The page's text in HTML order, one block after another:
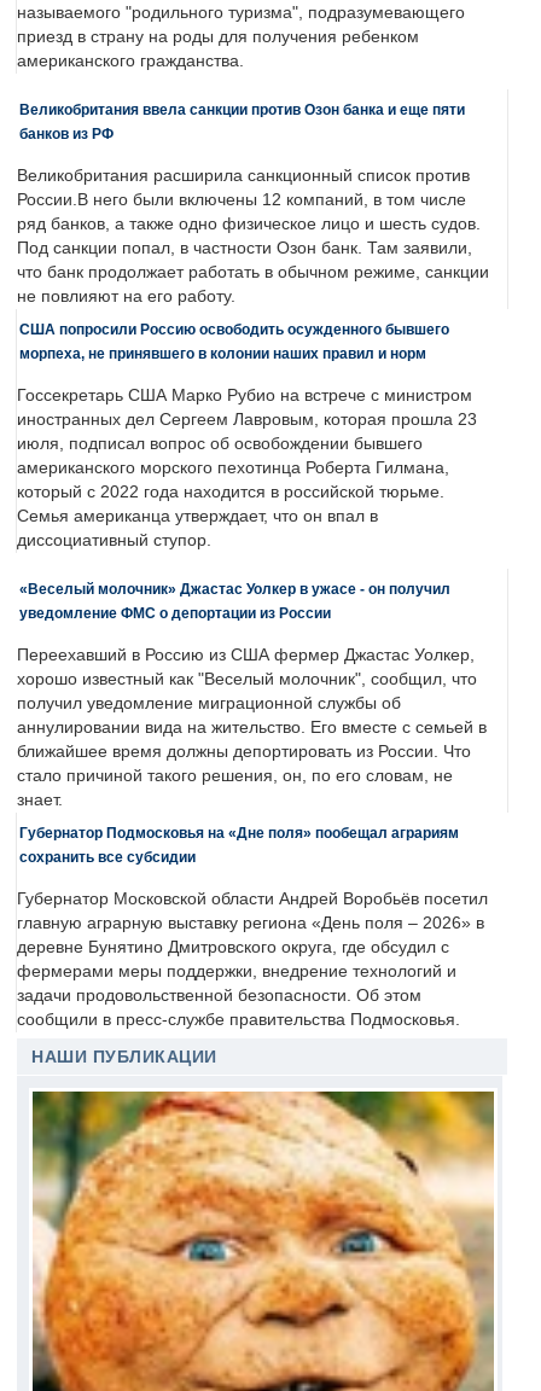
называемого "родильного туризма", подразумевающего
приезд в страну на роды для получения ребенком
американского гражданства.
Великобритания ввела санкции против Озон банка и еще пяти
банков из РФ
Великобритания расширила санкционный список против
России.В него были включены 12 компаний, в том числе
ряд банков, а также одно физическое лицо и шесть судов.
Под санкции попал, в частности Озон банк. Там заявили,
что банк продолжает работать в обычном режиме, санкции
не повлияют на его работу.
США попросили Россию освободить осужденного бывшего
морпеха, не принявшего в колонии наших правил и норм
Госсекретарь США Марко Рубио на встрече с министром
иностранных дел Сергеем Лавровым, которая прошла 23
июля, подписал вопрос об освобождении бывшего
американского морского пехотинца Роберта Гилмана,
который с 2022 года находится в российской тюрьме.
Семья американца утверждает, что он впал в
диссоциативный ступор.
«Веселый молочник» Джастас Уолкер в ужасе - он получил
уведомление ФМС о депортации из России
Переехавший в Россию из США фермер Джастас Уолкер,
хорошо известный как "Веселый молочник", сообщил, что
получил уведомление миграционной службы об
аннулировании вида на жительство. Его вместе с семьей в
ближайшее время должны депортировать из России. Что
стало причиной такого решения, он, по его словам, не
знает.
Губернатор Подмосковья на «Дне поля» пообещал аграриям
сохранить все субсидии
Губернатор Московской области Андрей Воробьёв посетил
главную аграрную выставку региона «День поля – 2026» в
деревне Бунятино Дмитровского округа, где обсудил с
фермерами меры поддержки, внедрение технологий и
задачи продовольственной безопасности. Об этом
сообщили в пресс-службе правительства Подмосковья.
НАШИ ПУБЛИКАЦИИ